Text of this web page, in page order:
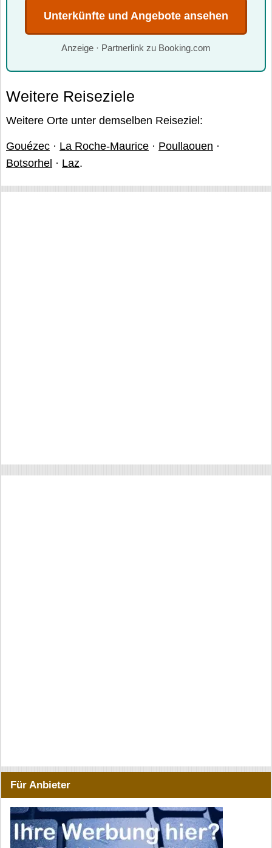
Unterkünfte und Angebote ansehen
Anzeige · Partnerlink zu Booking.com
Weitere Reiseziele
Weitere Orte unter demselben Reiseziel:
Gouézec · La Roche-Maurice · Poullaouen ·
Botsorhel · Laz.
Für Anbieter